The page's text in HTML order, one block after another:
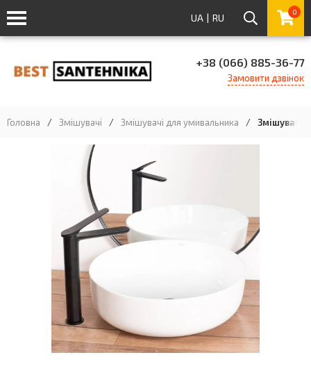
UA | RU 0
+38 (066) 885-36-77
Замовити дзвінок
Головна / Змішувачі / Змішувачі для умивальника / Змішувач